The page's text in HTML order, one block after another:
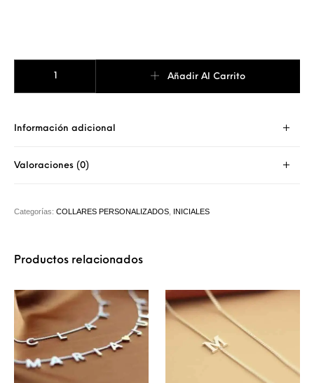
Añadir Al Carrito
Información adicional
Valoraciones (0)
Categorías:COLLARES PERSONALIZADOS INICIALES
Productos relacionados